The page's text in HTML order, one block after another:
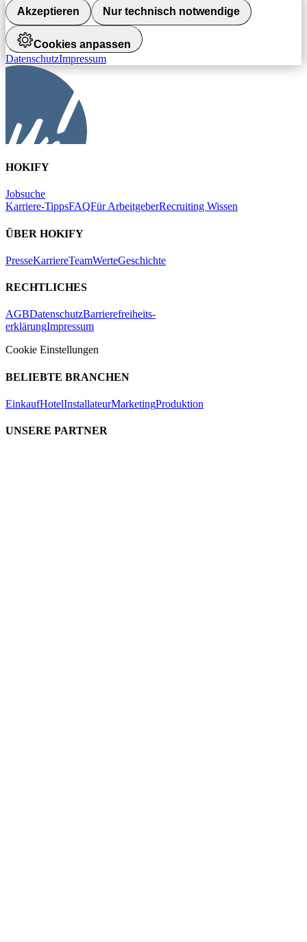
Akzeptieren Nur technisch notwendige
Cookies anpassen
DatenschutzImpressum
HOKIFY
Jobsuche
Karriere-TippsFAQFür ArbeitgeberRecruiting Wissen
ÜBER HOKIFY
PresseKarriereTeamWerteGeschichte
RECHTLICHES
AGBDatenschutzBarrierefreiheits-
erklärungImpressum
Cookie Einstellungen
BELIEBTE BRANCHEN
EinkaufHotelInstallateurMarketingProduktion
UNSERE PARTNER